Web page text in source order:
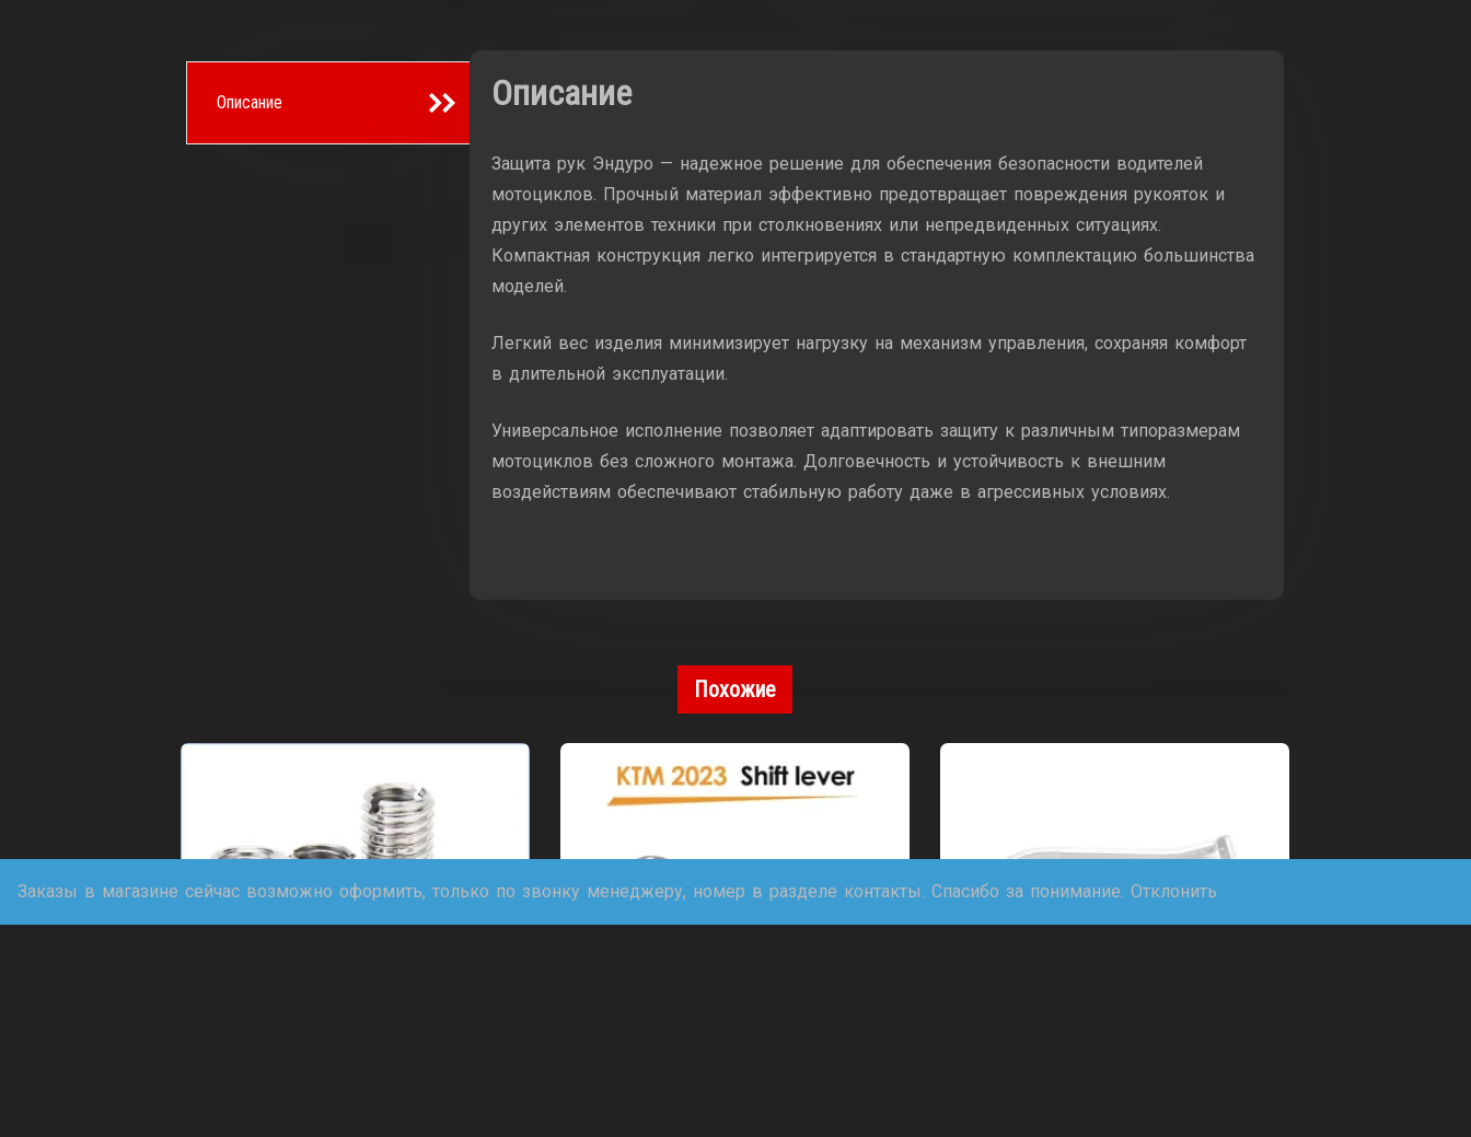
Заказы в магазине сейчас возможно оформить, только по звонку менеджеру, номер в разделе контакты. Спасибо за понимание. Отклонить
Описание Описание
Защита рук Эндуро — надежное решение для обеспечения безопасности водителей
мотоциклов. Прочный материал эффективно предотвращает повреждения рукояток и
других элементов техники при столкновениях или непредвиденных ситуациях.
Компактная конструкция легко интегрируется в стандартную комплектацию большинства
моделей.
Легкий вес изделия минимизирует нагрузку на механизм управления, сохраняя комфорт
в длительной эксплуатации.
Универсальное исполнение позволяет адаптировать защиту к различным типоразмерам
мотоциклов без сложного монтажа. Долговечность и устойчивость к внешним
воздействиям обеспечивают стабильную работу даже в агрессивных условиях.
Похожие